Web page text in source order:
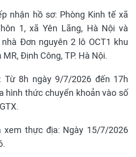
nhận hồ sơ: Phòng Kinh tế xã
1, xã Yên Lãng, Hà Nội và
Đơn nguyên 2 lô OCT1 khu
Định Công, TP. Hà Nội.
Từ 8h ngày 9/7/2026 đến 17h
hình thức chuyển khoản vào số
xem thực địa: Ngày 15/7/2026